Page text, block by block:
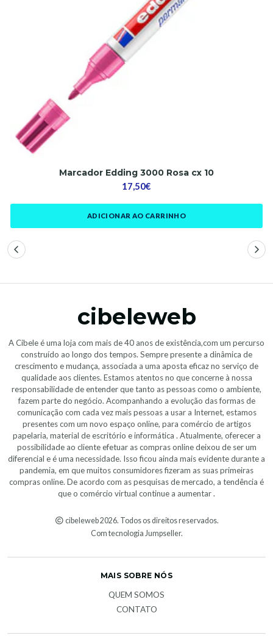
Marcador Edding 3000 Rosa cx 10
17,50€
ADICIONAR AO CARRINHO
cibeleweb
A Cibele é uma loja com mais de 40 anos de existência,com um percurso
construído ao longo dos tempos. Sempre presente a dinâmica de
crescimento e mudança, associada a uma aposta eficaz no serviço de
qualidade aos clientes. Estamos atentos no que concerne à nossa
responsabilidade de entender que tanto as pessoas como o ambiente,
fazem parte do negócio. Acompanhando a evolução das formas de
comunicação com cada vez mais pessoas a usar a Internet, estamos
presentes com um novo espaço online, para comércio de artigos
papelaria, material de escritório e informática . Atualmente, oferecer a
possibilidade ao cliente efetuar as compras online deixou de ser um
diferencial e é uma necessidade. Isso ficou ainda mais evidente durante a
pandemia, em que muitos consumidores fizeram as suas primeiras
compras online. De acordo com as pesquisas de mercado, a tendência é
que o comércio virtual continue a aumentar .
cibeleweb 2026. Todos os direitos reservados.
Com tecnologia Jumpseller.
MAIS SOBRE NÓS
QUEM SOMOS
CONTATO